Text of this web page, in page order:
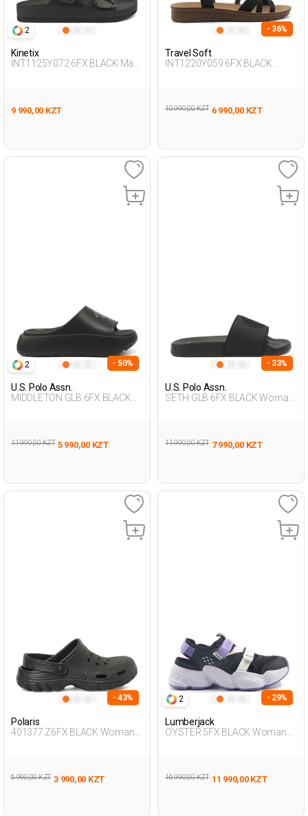
2
Kinetix
INT1125Y072 6FX BLACK Man
9 990,00 KZT
- 36%
Travel Soft
INT1220Y059 6FX BLACK
10 990,00 KZT 6 990,00 KZT
2 - 50%
U.S. Polo Assn.
MIDDLETON GLB 6FX BLACK
11 990,00 KZT 5 990,00 KZT
- 33%
U.S. Polo Assn.
SETH GLB 6FX BLACK Woman
11 990,00 KZT 7 990,00 KZT
- 43%
Polaris
401377.Z6FX BLACK Woman
6 990,00 KZT 3 990,00 KZT
2 - 29%
Lumberjack
OYSTER 5FX BLACK Woman
16 990,00 KZT 11 990,00 KZT